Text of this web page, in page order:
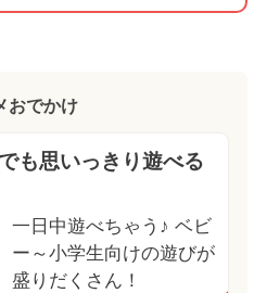
おでかけ
も思いっきり遊べる
一日中遊べちゃう♪ ベビ
ー～小学生向けの遊びが
盛りだくさん！